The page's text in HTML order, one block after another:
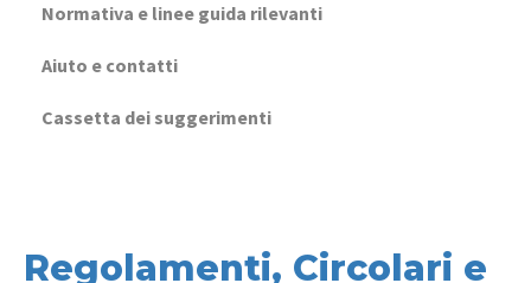
Normativa e linee guida rilevanti
Aiuto e contatti
Cassetta dei suggerimenti
Regolamenti, Circolari e